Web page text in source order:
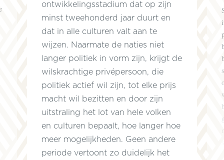
ontwikkelingsstadium dat op zijn
minst tweehonderd jaar duurt en
dat in alle culturen valt aan te
wijzen. Naarmate de naties niet
langer politiek in vorm zijn, krijgt de
wilskrachtige privépersoon, die
politiek actief wil zijn, tot elke prijs
macht wil bezitten en door zijn
uitstraling het lot van hele volken
en culturen bepaalt, hoe langer hoe
meer mogelijkheden. Geen andere
periode vertoont zo duidelijk het